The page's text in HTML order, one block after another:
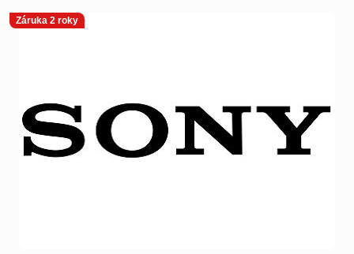
Záruka 2 roky